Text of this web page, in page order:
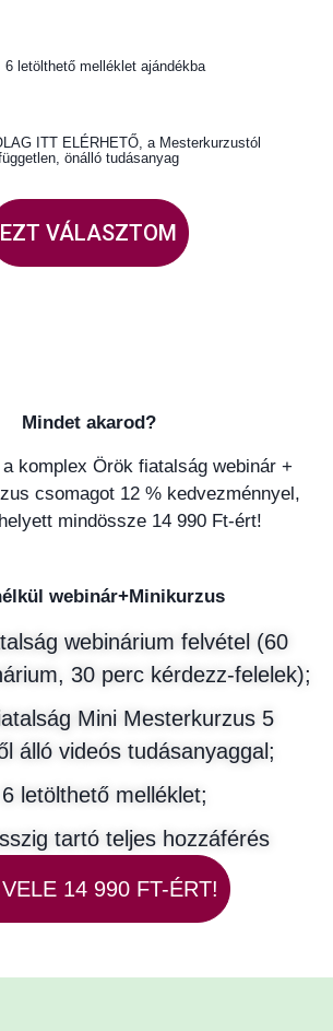
6 letölthető melléklet ajándékba
ITT ELÉRHETŐ, a Mesterkurzustól
önálló tudásanyag
EZT VÁLASZTOM
Mindet akarod?
komplex Örök fiatalság webinár +
csomagot 12 % kedvezménnyel,
mindössze 14 990 Ft-ért!
webinár+Minikurzus
webinárium felvétel (60
30 perc kérdezz-felelek);
Mini Mesterkurzus 5
álló videós tudásanyaggal;
6 letölthető melléklet;
tartó teljes hozzáférés
14 990 FT-ÉRT!